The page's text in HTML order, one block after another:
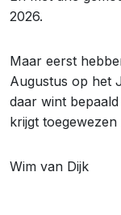
2026.
Maar eerst
Augustus op het
daar wint
krijgt
Wim van Dijk